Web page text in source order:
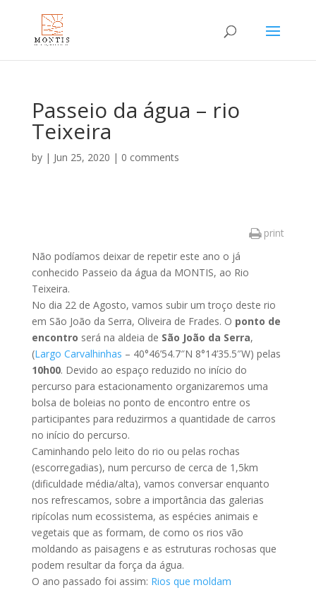
Passeio da água – rio
Teixeira
by | Jun 25, 2020 | 0 comments
print
Não podíamos deixar de repetir este ano o já
conhecido Passeio da água da MONTIS, ao Rio
Teixeira.
No dia 22 de Agosto, vamos subir um troço deste rio
em São João da Serra, Oliveira de Frades. O ponto de
encontro será na aldeia de São João da Serra,
(Largo Carvalhinhas – 40°46’54.7″N 8°14’35.5″W) pelas
10h00. Devido ao espaço reduzido no início do
percurso para estacionamento organizaremos uma
bolsa de boleias no ponto de encontro entre os
participantes para reduzirmos a quantidade de carros
no início do percurso.
Caminhando pelo leito do rio ou pelas rochas
(escorregadias), num percurso de cerca de 1,5km
(dificuldade média/alta), vamos conversar enquanto
nos refrescamos, sobre a importância das galerias
ripícolas num ecossistema, as espécies animais e
vegetais que as formam, de como os rios vão
moldando as paisagens e as estruturas rochosas que
podem resultar da força da água.
O ano passado foi assim: Rios que moldam